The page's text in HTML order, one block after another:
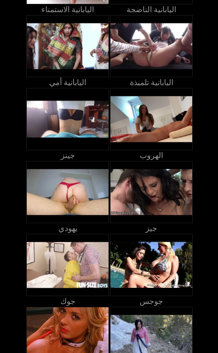
اليابانية الاستمناء اليابانية الناضجة
اليابانية أمي اليابانية تلميذة
جينز الهروب
يهودي جيز
جوك جوجس